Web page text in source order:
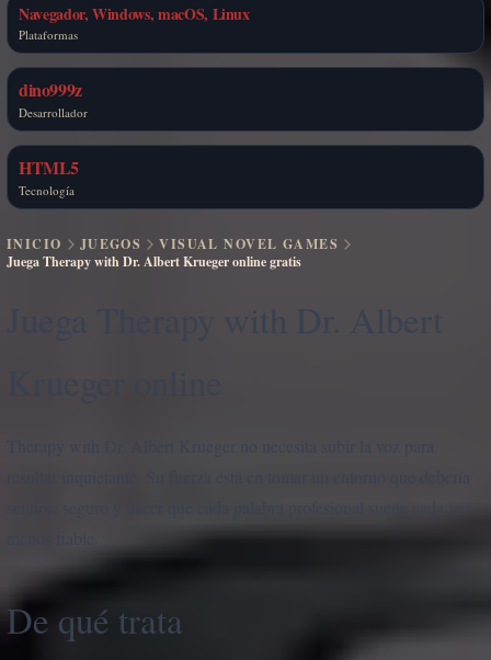
Navegador, Windows, macOS, Linux
Plataformas
dino999z
Desarrollador
HTML5
Tecnología
INICIO JUEGOS
VISUAL NOVEL GAMES
Juega Therapy with Dr. Albert Krueger online gratis
Juega Therapy with Dr. Albert
De qué trata